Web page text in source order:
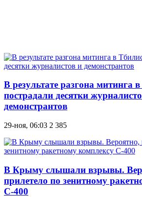
В результате разгона митинга
пострадали десятки
демонстрантов
29-ноя, 06:03 2 385
В Крыму слышали взрывы.
прилетело по зенитному
С-400